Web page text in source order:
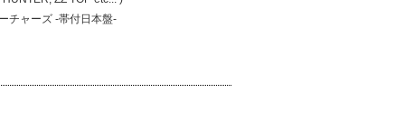
チャーズ -帯付日本盤-